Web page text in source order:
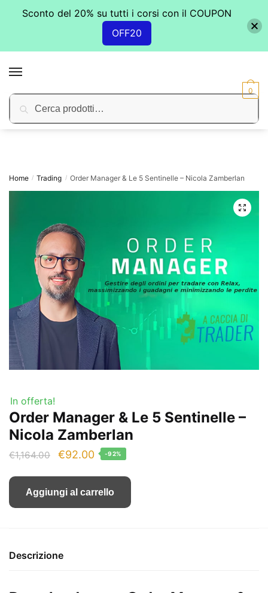
Cerca:Cerca
0
Home / Trading / Order Manager & Le 5 Sentinelle – Nicola Zamberlan
In offerta!
Order Manager & Le 5 Sentinelle –
Nicola Zamberlan
€1,164.00
Il
originale
€92.00Il
attuale
-92%
Aggiungi al carrello
Descrizione
Sconto del 20% su tutti i corsi con il COUPON
OFF20